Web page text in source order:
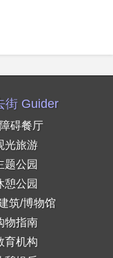
街 Guider
碍餐厅
光旅游
题公园
憩公园
筑/博物馆
物指南
育机构